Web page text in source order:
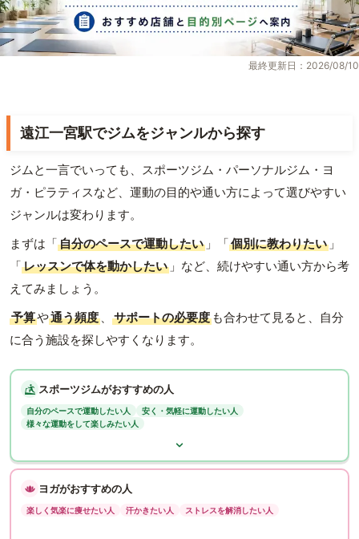
最終更新日：2026/08/10
遠江一宮駅でジムをジャンルから探す
ジムと一言でいっても、スポーツジム・パーソナルジム・ヨ
ガ・ピラティスなど、運動の目的や通い方によって選びやすい
ジャンルは変わります。
まずは「自分のペースで運動したい 」「個別に教わりたい 」
「レッスンで体を動かしたい 」など、続けやすい通い方から考
えてみましょう。
予算や通う頻度 、 サポートの必要度 も合わせて見ると、自分
に合う施設を探しやすくなります。
スポーツジムがおすすめの人
自分のペースで運動したい人
安く・気軽に運動したい人
様々な運動をして楽しみたい人
ヨガがおすすめの人
楽しく気楽に痩せたい人 汗かきたい人 ストレスを解消したい人